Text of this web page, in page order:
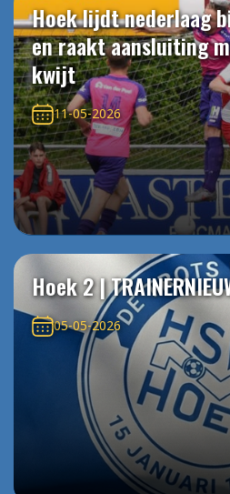
Hoek lijdt nederlaag
en raakt aansluiting
kwijt
11-05-2026
Hoek 2 |
05-05-2026